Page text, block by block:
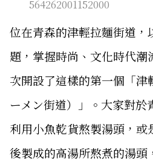
564262001152000
位在青森的津輕拉麵街道，
題，掌握時尚、文化時代潮
次開設了這樣的第一個「津
ーメン街道）」。大家對於
利用小魚乾貨熬製湯頭，
後製成的高湯所熬煮的湯頭